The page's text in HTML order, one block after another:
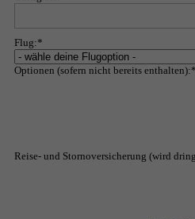
Andorra
Italien
Flug:*
Optionen (sofern nicht bereits enthalten):*
Reise- und Stornoversicherung (wird